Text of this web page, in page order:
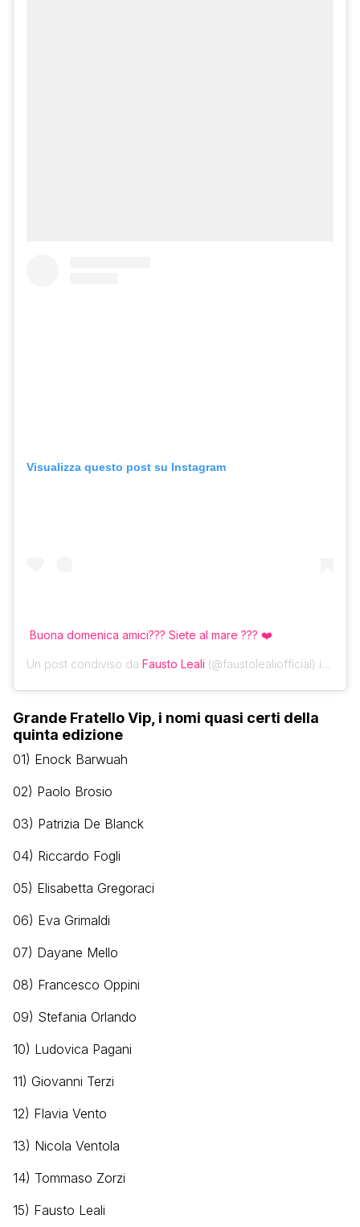
Visualizza questo post su Instagram
Buona domenica amici??? Siete al mare ??? ❤️
Un post condiviso da Fausto Leali (@faustolealiofficial) in data:
Grande Fratello Vip, i nomi quasi certi della
quinta edizione
01) Enock Barwuah
02) Paolo Brosio
03) Patrizia De Blanck
04) Riccardo Fogli
05) Elisabetta Gregoraci
06) Eva Grimaldi
07) Dayane Mello
08) Francesco Oppini
09) Stefania Orlando
10) Ludovica Pagani
11) Giovanni Terzi
12) Flavia Vento
13) Nicola Ventola
14) Tommaso Zorzi
15) Fausto Leali